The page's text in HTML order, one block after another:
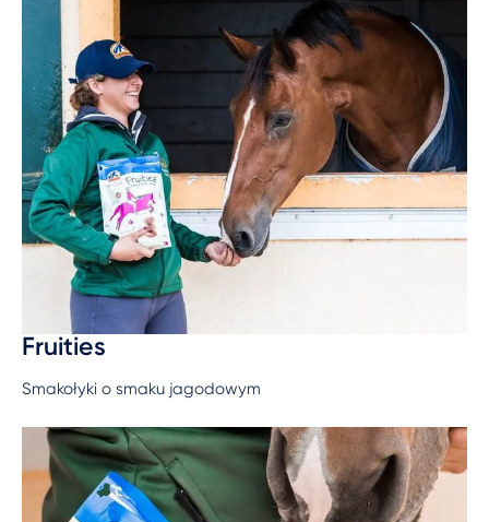
Fruities
Smakołyki o smaku jagodowym